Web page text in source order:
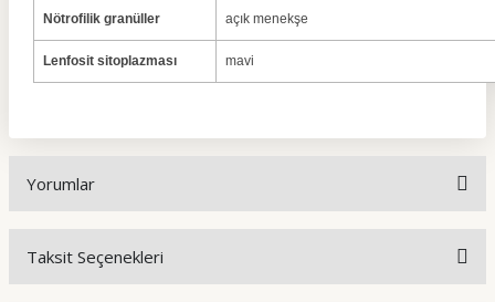
Nötrofilik granüller açık menekşe
Lenfosit sitoplazması mavi
Yorumlar
Taksit Seçenekleri